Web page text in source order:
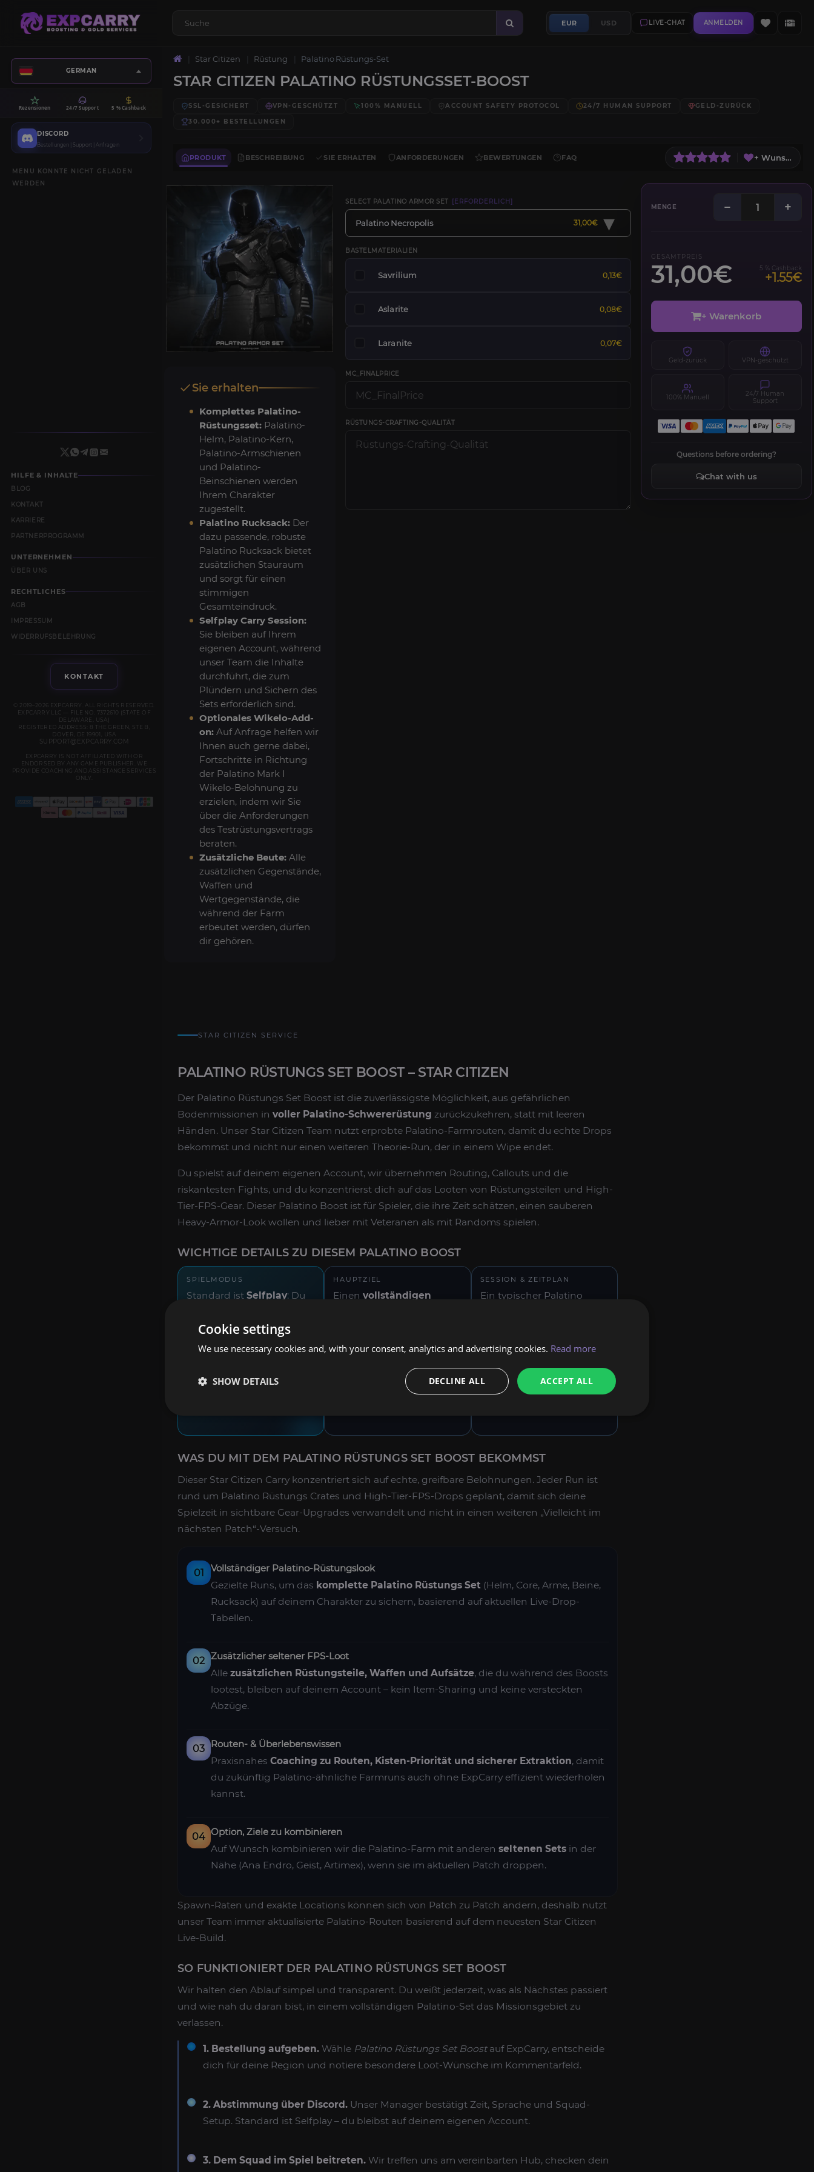
EUR USD LIVE-CHAT ANMELDEN
GERMAN
Rezensionen 24/7 Support 5 % Cashback
DISCORD
Bestellungen | Support | Anfragen
MENU KONNTE NICHT GELADEN
WERDEN
HILFE & INHALTE
BLOG
KONTAKT
KARRIERE
PARTNERPROGRAMM
UNTERNEHMEN
ÜBER UNS
RECHTLICHES
AGB
IMPRESSUM
WIDERRUFSBELEHRUNG
KONTAKT
© 2019–2026 EXPCARRY. ALL RIGHTS RESERVED.
EXPCARRY LLC — FILE NO. 7372610 (STATE OF
DELAWARE, USA)
REGISTERED ADDRESS: 8 THE GREEN, STE B,
DOVER, DE 19901, USA
SUPPORT@EXPCARRY.COM
EXPCARRY IS NOT AFFILIATED WITH OR
ENDORSED BY ANY GAME PUBLISHER. WE
PROVIDE COACHING AND ASSISTANCE SERVICES
ONLY.
Star Citizen Rüstung Palatino Rüstungs‑Set
STAR CITIZEN PALATINO RÜSTUNGSSET-BOOST
SSL-GESICHERT VPN-GESCHÜTZT 100% MANUELL ACCOUNT SAFETY PROTOCOL 24/7 HUMAN SUPPORT
GELD-ZURÜCK
30.000+
BESTELLUNGEN
PRODUKT BESCHREIBUNG SIE ERHALTEN ANFORDERUNGEN BEWERTUNGEN FAQ + Wunschliste
SELECT PALATINO ARMOR SET [ERFORDERLICH]
Palatino Necropolis 31,00€ ▾
BASTELMATERIALIEN
Savrilium 0,13€
Aslarite 0,08€
Laranite 0,07€
MC_FINALPRICE
RÜSTUNGS-CRAFTING-QUALITÄT
MENGE − +
GESAMTPREIS
31,00€ 5 % Cashback
+1.55€
+ Warenkorb
Geld-zurück VPN-geschützt
100% Manuell
24/7 Human
Support
Questions before ordering?
Chat with us
Sie erhalten
Komplettes Palatino-
Rüstungsset: Palatino-
Helm, Palatino-Kern,
Palatino-Armschienen
und Palatino-
Beinschienen werden
Ihrem Charakter
zugestellt.
Palatino Rucksack: Der
dazu passende, robuste
Palatino Rucksack bietet
zusätzlichen Stauraum
und sorgt für einen
stimmigen
Gesamteindruck.
Selfplay Carry Session:
Sie bleiben auf Ihrem
eigenen Account, während
unser Team die Inhalte
durchführt, die zum
Plündern und Sichern des
Sets erforderlich sind.
Optionales Wikelo-Add-
on: Auf Anfrage helfen wir
Ihnen auch gerne dabei,
Fortschritte in Richtung
der Palatino Mark I
Wikelo-Belohnung zu
erzielen, indem wir Sie
über die Anforderungen
des Testrüstungsvertrags
beraten.
Zusätzliche Beute: Alle
zusätzlichen Gegenstände,
Waffen und
Wertgegenstände, die
während der Farm
erbeutet werden, dürfen
dir gehören.
STAR CITIZEN SERVICE
PALATINO RÜSTUNGS SET BOOST – STAR CITIZEN
Der Palatino Rüstungs Set Boost ist die zuverlässigste Möglichkeit, aus gefährlichen
Bodenmissionen in voller Palatino-Schwererüstung zurückzukehren, statt mit leeren
Händen. Unser Star Citizen Team nutzt erprobte Palatino-Farmrouten, damit du echte Drops
bekommst und nicht nur einen weiteren Theorie-Run, der in einem Wipe endet.
Du spielst auf deinem eigenen Account, wir übernehmen Routing, Callouts und die
riskantesten Fights, und du konzentrierst dich auf das Looten von Rüstungsteilen und High-
Tier-FPS-Gear. Dieser Palatino Boost ist für Spieler, die ihre Zeit schätzen, einen sauberen
Heavy-Armor-Look wollen und lieber mit Veteranen als mit Randoms spielen.
WICHTIGE DETAILS ZU DIESEM PALATINO BOOST
SPIELMODUS
Standard ist Selfplay: Du
Account und spielst im
Squad mit 2–3 erfahrenen
Optionen werden nur auf
HAUPTZIEL
Einenvollständigen
Tier-FPS-Loot wie möglich
tote Locations zu
SESSION & ZEITPLAN
Ein typischer Palatino
(abhängig vom Paket),
Primetime mit flexiblen
Slots für verschiedene
WAS DU MIT DEM PALATINO RÜSTUNGS SET BOOST BEKOMMST
Dieser Star Citizen Carry konzentriert sich auf echte, greifbare Belohnungen. Jeder Run ist
rund um Palatino Rüstungs Crates und High-Tier-FPS-Drops geplant, damit sich deine
Spielzeit in sichtbare Gear-Upgrades verwandelt und nicht in einen weiteren „Vielleicht im
nächsten Patch“-Versuch.
01
Vollständiger Palatino-Rüstungslook
Gezielte Runs, um das komplette Palatino Rüstungs Set (Helm, Core, Arme, Beine,
Rucksack) auf deinem Charakter zu sichern, basierend auf aktuellen Live-Drop-
Tabellen.
02 Zusätzlicher seltener FPS-Loot
Alle zusätzlichen Rüstungsteile, Waffen und Aufsätze, die du während des Boosts
lootest, bleiben auf deinem Account – kein Item-Sharing und keine versteckten
Abzüge.
03 Routen- & Überlebenswissen
Praxisnahes Coaching zu Routen, Kisten-Priorität und sicherer Extraktion, damit
du zukünftig Palatino-ähnliche Farmruns auch ohne ExpCarry effizient wiederholen
kannst.
04 Option, Ziele zu kombinieren
Auf Wunsch kombinieren wir die Palatino-Farm mit anderen seltenen Sets in der
Nähe (Ana Endro, Geist, Artimex), wenn sie im aktuellen Patch droppen.
Spawn-Raten und exakte Locations können sich von Patch zu Patch ändern, deshalb nutzt
unser Team immer aktualisierte Palatino-Routen basierend auf dem neuesten Star Citizen
Live-Build.
SO FUNKTIONIERT DER PALATINO RÜSTUNGS SET BOOST
Wir halten den Ablauf simpel und transparent. Du weißt jederzeit, was als Nächstes passiert
und wie nah du daran bist, in einem vollständigen Palatino-Set das Missionsgebiet zu
verlassen.
1. Bestellung aufgeben. Wähle Palatino Rüstungs Set Boostauf ExpCarry, entscheide
dich für deine Region und notiere besondere Loot-Wünsche im Kommentarfeld.
2. Abstimmung über Discord. Unser Manager bestätigt Zeit, Sprache und Squad-
Setup. Standard ist Selfplay – du bleibst auf deinem eigenen Account.
3. Dem Squad im Spiel beitreten. Wir treffen uns am vereinbarten Hub, checken dein
Cookie settings
We use necessary cookies and, with your consent, analytics and advertising cookies. Read more
ACCEPT ALL
DECLINE ALL
SHOW DETAILS